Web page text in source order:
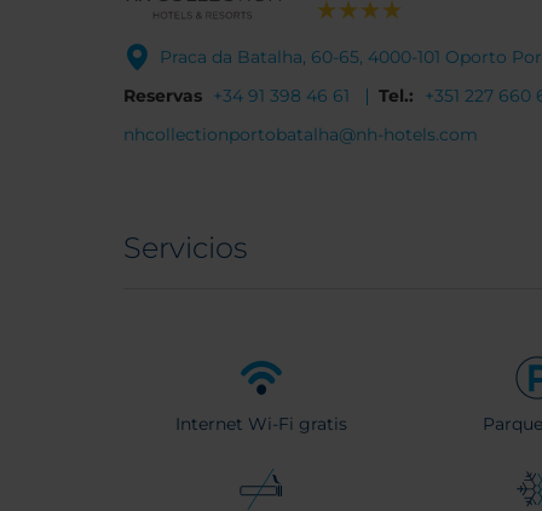
Praca da Batalha, 60-65, 4000-101 Oporto
Reservas +34 91 398 46 61 Tel.:
+351 227 660
nhcollectionportobatalha@nh-hotels.com
Servicios
Internet Wi-Fi gratis